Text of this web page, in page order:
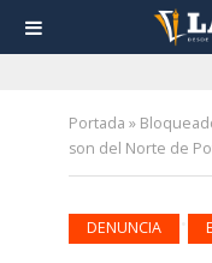
Portada »
son del Norte de
DENUNCIA